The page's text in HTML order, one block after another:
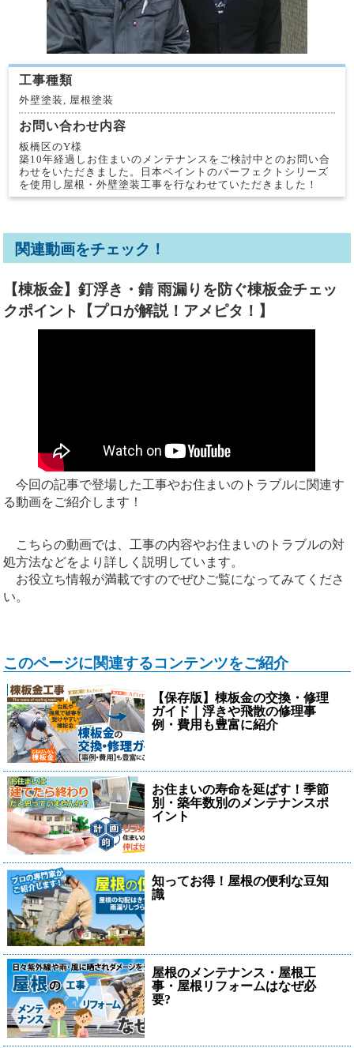
工事種類
外壁塗装, 屋根塗装
お問い合わせ内容
板橋区のY様
築10年経過しお住まいのメンテナンスをご検討中とのお問い合
わせをいただきました。日本ペイントのパーフェクトシリーズ
を使用し屋根・外壁塗装工事を行なわせていただきました！
関連動画をチェック！
【棟板金】釘浮き・錆 雨漏りを防ぐ棟板金チェッ
クポイント【プロが解説！アメピタ！】
今回の記事で登場した工事やお住まいのトラブルに関連す
る動画をご紹介します！
こちらの動画では、工事の内容やお住まいのトラブルの対
処方法などをより詳しく説明しています。
お役立ち情報が満載ですのでぜひご覧になってみてくださ
い。
このページに関連するコンテンツをご紹介
【保存版】棟板金の交換・修理
ガイド｜浮きや飛散の修理事
例・費用も豊富に紹介
お住まいの寿命を延ばす！季節
別・築年数別のメンテナンスポ
イント
知ってお得！屋根の便利な豆知
識
屋根のメンテナンス・屋根工
事・屋根リフォームはなぜ必
要?